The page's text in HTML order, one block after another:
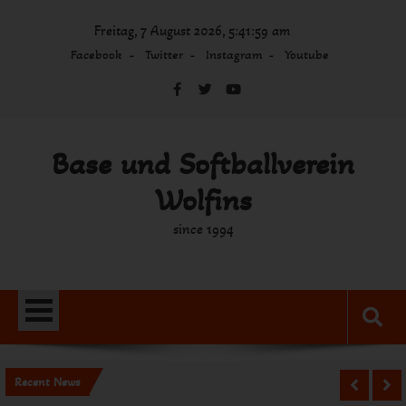
Freitag, 7 August 2026, 5:41:59 am
Facebook Twitter Instagram Youtube
Base und Softballverein
Wolfins
since 1994
Recent News